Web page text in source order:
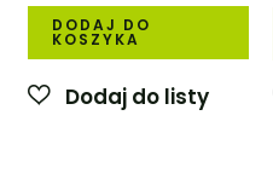
DODAJ DO
KOSZYKA